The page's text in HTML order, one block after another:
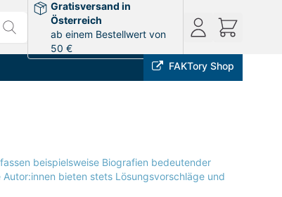
Gratisversand in
Österreich
ab einem Bestellwert von
50 €
FAKTory Shop
beispielsweise Biografien bedeutender
bieten stets Lösungsvorschläge und